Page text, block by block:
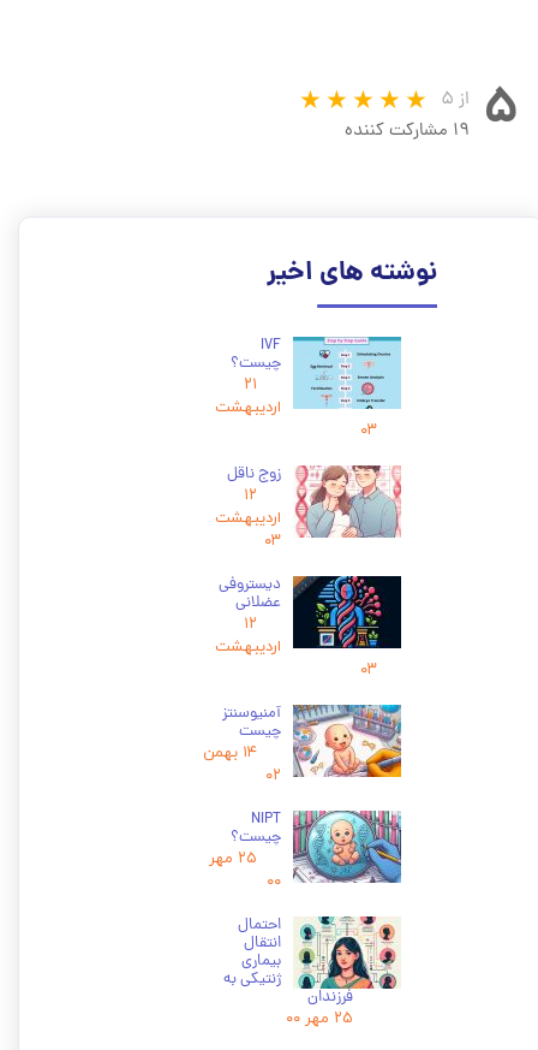
۵ از ۵
۱۹ مشارکت کننده
نوشته های اخیر
IVF
چیست؟
۲۱
اردیبهشت
۰۳
زوج ناقل
۱۲
اردیبهشت
۰۳
دیستروفی
عضلانی
۱۲
اردیبهشت
۰۳
آمنیوسنتز
چیست
۱۴ بهمن
۰۲
NIPT
چیست؟
۲۵ مهر
۰۰
احتمال
انتقال
بیماری
ژنتیکی به
فرزندان
۲۵ مهر ۰۰